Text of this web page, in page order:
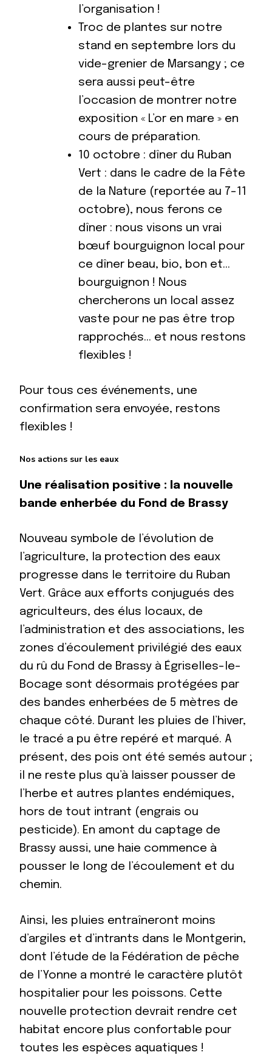
l’organisation !
Troc de plantes sur notre
stand en septembre lors du
vide-grenier de Marsangy ; ce
sera aussi peut-être
l’occasion de montrer notre
exposition « L’or en mare » en
cours de préparation.
10 octobre : dîner du Ruban
Vert : dans le cadre de la Fête
de la Nature (reportée au 7-11
octobre), nous ferons ce
dîner : nous visons un vrai
bœuf bourguignon local pour
ce dîner beau, bio, bon et…
bourguignon ! Nous
chercherons un local assez
vaste pour ne pas être trop
rapprochés… et nous restons
flexibles !
Pour tous ces événements, une
confirmation sera envoyée, restons
flexibles !
Nos actions sur les eaux
Une réalisation positive : la nouvelle
bande enherbée du Fond de Brassy
Nouveau symbole de l’évolution de
l’agriculture, la protection des eaux
progresse dans le territoire du Ruban
Vert. Grâce aux efforts conjugués des
agriculteurs, des élus locaux, de
l’administration et des associations, les
zones d’écoulement privilégié des eaux
du rû du Fond de Brassy à Égriselles-le-
Bocage sont désormais protégées par
des bandes enherbées de 5 mètres de
chaque côté. Durant les pluies de l’hiver,
le tracé a pu être repéré et marqué. A
présent, des pois ont été semés autour ;
il ne reste plus qu’à laisser pousser de
l’herbe et autres plantes endémiques,
hors de tout intrant (engrais ou
pesticide). En amont du captage de
Brassy aussi, une haie commence à
pousser le long de l’écoulement et du
chemin.
Ainsi, les pluies entraîneront moins
d’argiles et d’intrants dans le Montgerin,
dont l’étude de la Fédération de pêche
de l’Yonne a montré le caractère plutôt
hospitalier pour les poissons. Cette
nouvelle protection devrait rendre cet
habitat encore plus confortable pour
toutes les espèces aquatiques !